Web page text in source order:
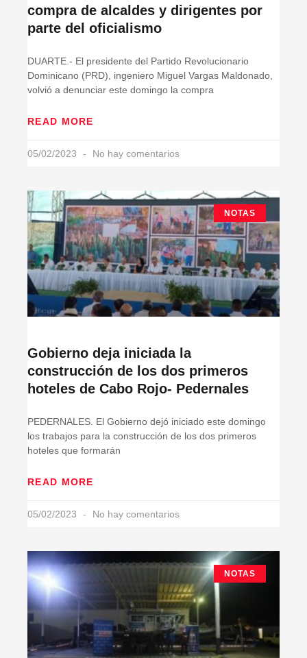
compra de alcaldes y dirigentes por
parte del oficialismo
DUARTE.- El presidente del Partido Revolucionario
Dominicano (PRD), ingeniero Miguel Vargas Maldonado,
volvió a denunciar este domingo la compra
READ MORE
05/02/2023 No hay comentarios
NOTAS
Gobierno deja iniciada la
construcción de los dos primeros
hoteles de Cabo Rojo- Pedernales
PEDERNALES. El Gobierno dejó iniciado este domingo
los trabajos para la construcción de los dos primeros
hoteles que formarán
READ MORE
05/02/2023 No hay comentarios
NOTAS